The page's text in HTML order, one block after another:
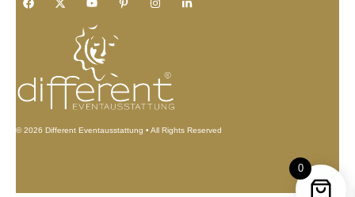
© 2026 Different Eventausstattung • All Rights Reserved
0